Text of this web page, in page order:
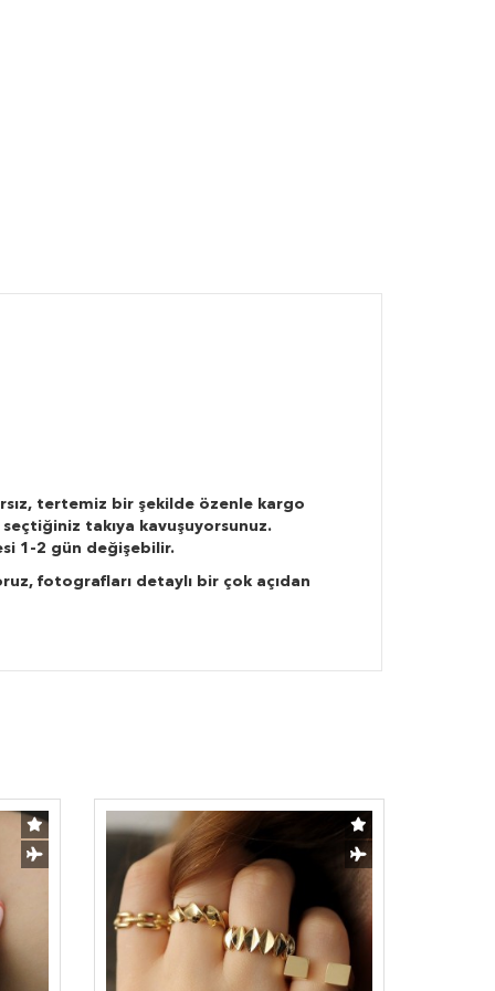
tertemiz bir şekilde özenle kargo
takıya kavuşuyorsunuz.
1-2 gün değişebilir.
fotografları detaylı bir çok açıdan